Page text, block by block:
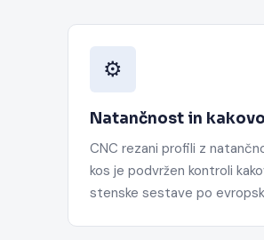
⚙️
Natančnost in
CNC rezani profili z
kos je podvržen kontroli
stenske sestave po